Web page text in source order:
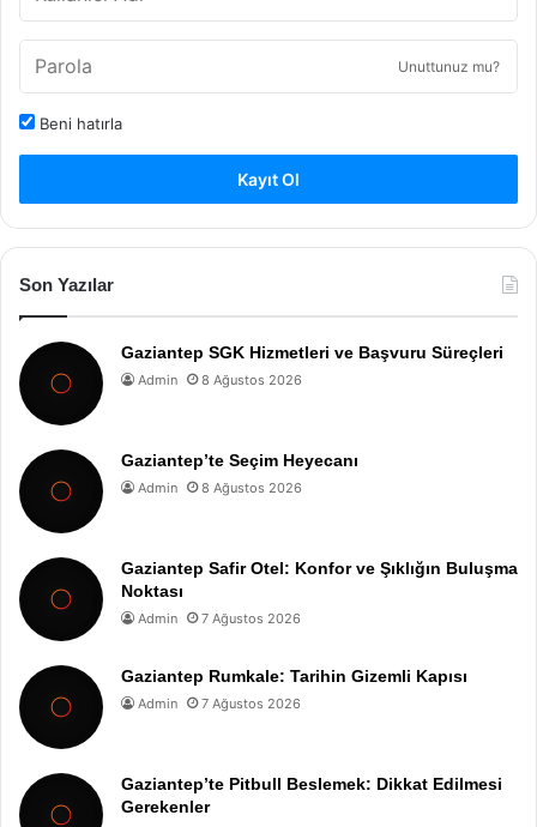
Unuttunuz mu?
Beni hatırla
Kayıt Ol
Son Yazılar
Gaziantep SGK Hizmetleri ve Başvuru Süreçleri
Admin 8 Ağustos 2026
Gaziantep’te Seçim Heyecanı
Admin 8 Ağustos 2026
Gaziantep Safir Otel: Konfor ve Şıklığın Buluşma
Noktası
Admin 7 Ağustos 2026
Gaziantep Rumkale: Tarihin Gizemli Kapısı
Admin 7 Ağustos 2026
Gaziantep’te Pitbull Beslemek: Dikkat Edilmesi
Gerekenler